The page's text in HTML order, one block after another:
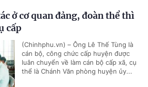
ở cơ quan đảng, đoàn thể thì
cấp
(Chinhphu.vn) – Ông Lê Thế Tùng là
cán bộ, công chức cấp huyện được
luân chuyển về làm cán bộ cấp xã, cụ
thể là Chánh Văn phòng huyện ủy...